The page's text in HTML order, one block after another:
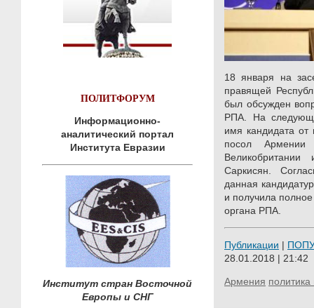
ПОЛИТФОРУМ
Информационно-
аналитический портал
Института Евразии
Институт стран Восточной
Европы и СНГ
18 января на
правящей
был обсужден
РПА. На
имя кандидата
посол Армении
Саркисян.
данная
и получила
органа РПА.
Публикации |
28.01.2018 | 21:42
Армения